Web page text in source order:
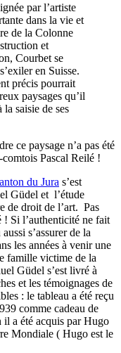
par l’artiste
dans la vie et
de la Colonne
et
Courbet se
en Suisse.
précis pourrait
paysages qu’il
saisie de ses
ce paysage n’a pas été
Pascal Reilé !
du Jura s’est
Güdel et l’étude
de droit de l’art. Pas
! Si l’authenticité ne fait
s’assurer de la
les années à venir une
famille victime de la
Güdel s’est livré à
et les témoignages de
: le tableau a été reçu
comme cadeau de
a été acquis par Hugo
Mondiale ( Hugo est le